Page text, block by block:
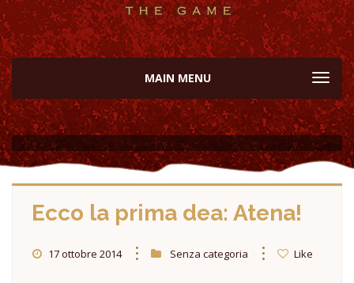
MAIN MENU
Ecco la prima dea: Atena!
17 ottobre 2014 Senza categoria Like